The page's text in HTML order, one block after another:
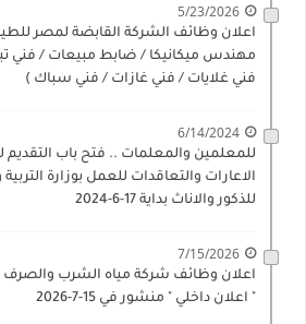
5/23/2026
اعلان وظائف الشركة القابضة لمصر
مهندس ميكانيكا / ضابط مبيعات / فني
فني غلايات / فني غازات / فني سباك )
6/14/2024
للمعلمين والمعلمات .. فتح باب التقديم
الاعارات والتعاقدات للعمل بوزارة
للذكور والاناث بداية 17-6-2024
7/15/2026
اعلان وظائف شركة مياه الشرب والصرف
" اعلان داخلي " منشور في 15-7-2026